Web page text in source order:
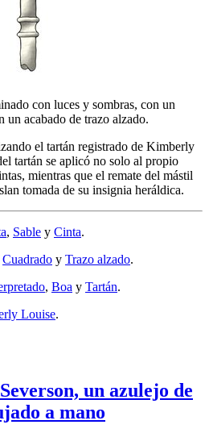
con luces y sombras, con un
acabado de trazo alzado.
el tartán registrado de Kimberly
tartán se aplicó no solo al propio
mientras que el remate del mástil
tomada de su insignia heráldica.
, Sable y Cinta.
Cuadrado y Trazo alzado.
, Boa y Tartán.
Louise.
un azulejo de
a mano